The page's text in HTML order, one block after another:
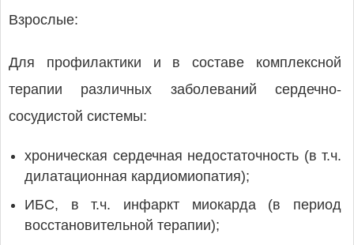
Взрослые:
Для профилактики и в составе комплексной
терапии различных заболеваний сердечно-
сосудистой системы:
хроническая сердечная недостаточность (в т.ч.
дилатационная кардиомиопатия);
ИБС, в т.ч. инфаркт миокарда (в период
восстановительной терапии);